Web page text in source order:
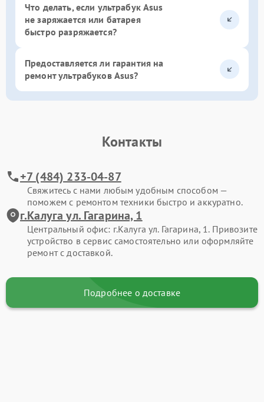
Что делать, если ультрабук Asus
не заряжается или батарея
быстро разряжается?
Предоставляется ли гарантия на
ремонт ультрабуков Asus?
Контакты
+7 (484) 233-04-87
Свяжитесь с нами любым удобным способом —
поможем с ремонтом техники быстро и аккуратно.
г.Калуга ул. Гагарина, 1
Центральный офис: г.Калуга ул. Гагарина, 1. Привозите
устройство в сервис самостоятельно или оформляйте
ремонт с доставкой.
Подробнее о доставке